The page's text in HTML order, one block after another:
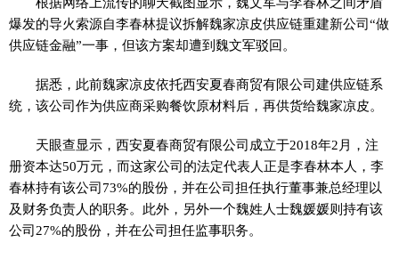
爆发的导火索源自李春林提议拆解魏家凉皮供应链重建新公司“做
供应链金融”一事，但该方案却遭到魏文军驳回。
据悉，此前魏家凉皮依托西安夏春商贸有限公司建供应链系
统，该公司作为供应商采购餐饮原材料后，再供货给魏家凉皮。
天眼查显示，西安夏春商贸有限公司成立于2018年2月，注
册资本达50万元，而这家公司的法定代表人正是李春林本人，李
春林持有该公司73%的股份，并在公司担任执行董事兼总经理以
及财务负责人的职务。此外，另外一个魏姓人士魏媛媛则持有该
公司27%的股份，并在公司担任监事职务。